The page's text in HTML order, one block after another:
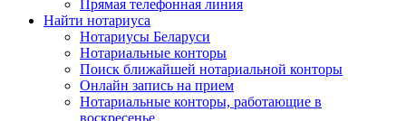
Прямая телефонная линия
Найти нотариуса
Нотариусы Беларуси
Нотариальные конторы
Поиск ближайшей нотариальной конторы
Онлайн запись на прием
Нотариальные конторы, работающие в
воскресенье